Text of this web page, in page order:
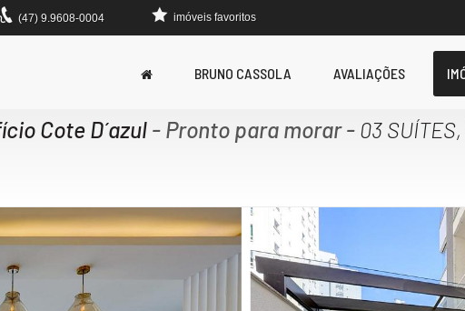
(47) 9.9608-0004 imóveis favoritos
BRUNO CASSOLA AVALIAÇÕES
Cote D´azul - Pronto para morar- 03